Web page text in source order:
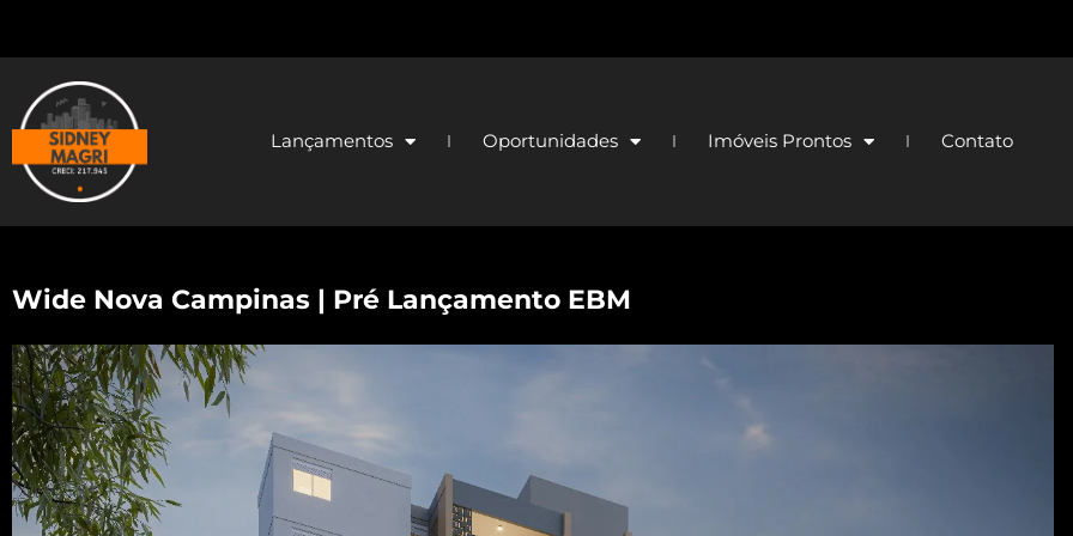
Lançamentos Oportunidades Imóveis Prontos Contato
Wide Nova Campinas | Pré Lançamento EBM